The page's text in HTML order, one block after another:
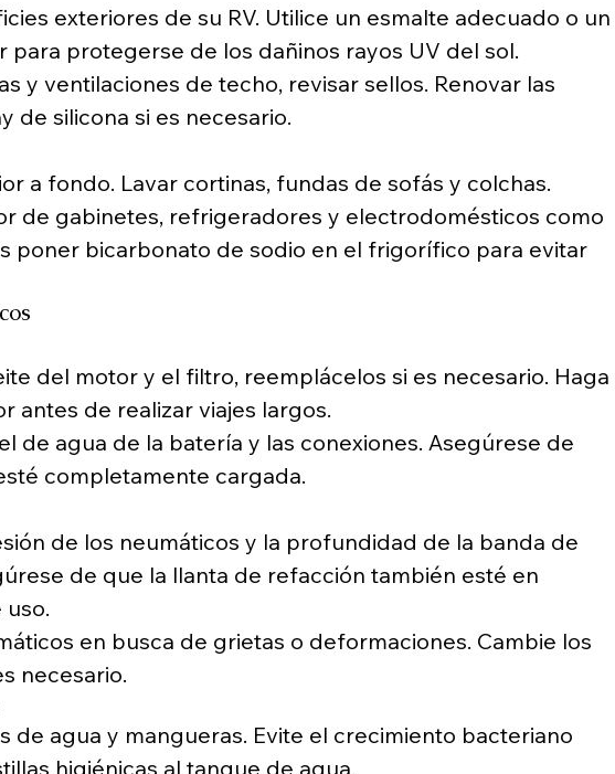
exteriores de su RV. Utilice un esmalte adecuado o un
protegerse de los dañinos rayos UV del sol.
y ventilaciones de techo, revisar sellos. Renovar las
de silicona si es necesario.
a fondo. Lavar cortinas, fundas de sofás y colchas.
de gabinetes, refrigeradores y electrodomésticos como
poner bicarbonato de sodio en el frigorífico para evitar
del motor y el filtro, reemplácelos si es necesario. Haga
antes de realizar viajes largos.
de agua de la batería y las conexiones. Asegúrese de
completamente cargada.
de los neumáticos y la profundidad de la banda de
de que la llanta de refacción también esté en
en busca de grietas o deformaciones. Cambie los
necesario.
de agua y mangueras. Evite el crecimiento bacteriano
higiénicas al tanque de agua.